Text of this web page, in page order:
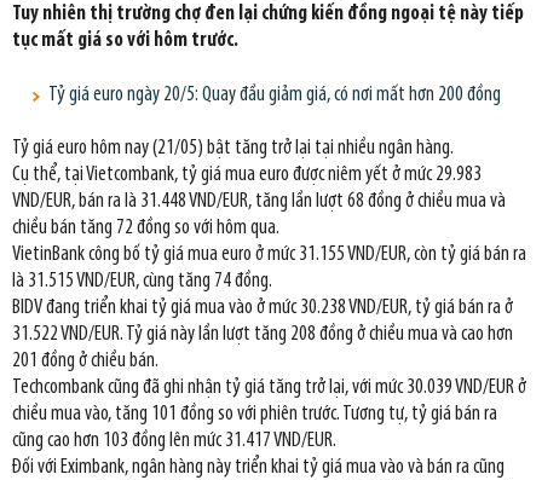
Tuy nhiên thị trường chợ đen lại chứng kiến đồng ngoại tệ này tiếp
tục mất giá so với hôm trước.
Tỷ giá euro ngày 20/5: Quay đầu giảm giá, có nơi mất hơn 200 đồng
Tỷ giá euro hôm nay (21/05) bật tăng trở lại tại nhiều ngân hàng.
Cụ thể, tại Vietcombank, tỷ giá mua euro được niêm yết ở mức 29.983
VND/EUR, bán ra là 31.448 VND/EUR, tăng lần lượt 68 đồng ở chiều mua và
chiều bán tăng 72 đồng so với hôm qua.
VietinBank công bố tỷ giá mua euro ở mức 31.155 VND/EUR, còn tỷ giá bán ra
là 31.515 VND/EUR, cùng tăng 74 đồng.
BIDV đang triển khai tỷ giá mua vào ở mức 30.238 VND/EUR, tỷ giá bán ra ở
31.522 VND/EUR. Tỷ giá này lần lượt tăng 208 đồng ở chiều mua và cao hơn
201 đồng ở chiều bán.
Techcombank cũng đã ghi nhận tỷ giá tăng trở lại, với mức 30.039 VND/EUR ở
chiều mua vào, tăng 101 đồng so với phiên trước. Tương tự, tỷ giá bán ra
cũng cao hơn 103 đồng lên mức 31.417 VND/EUR.
Đối với Eximbank, ngân hàng này triển khai tỷ giá mua vào và bán ra cũng